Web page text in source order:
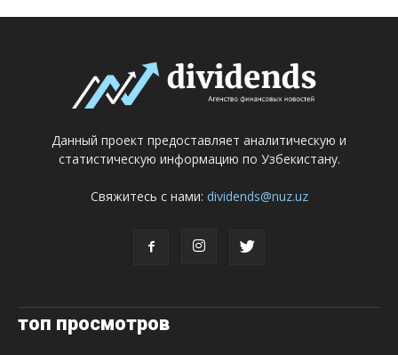
Данный проект предоставляет аналитическую и
статистическую информацию по Узбекистану.
Свяжитесь с нами: dividends@nuz.uz
топ просмотров